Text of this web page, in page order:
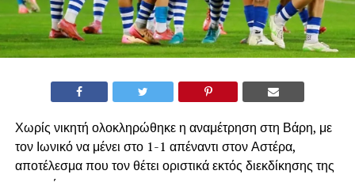
Χωρίς νικητή ολοκληρώθηκε η αναμέτρηση στη Βάρη, με
τον Ιωνικό να μένει στο 1-1 απέναντι στον Αστέρα,
αποτέλεσμα που τον θέτει οριστικά εκτός διεκδίκησης της